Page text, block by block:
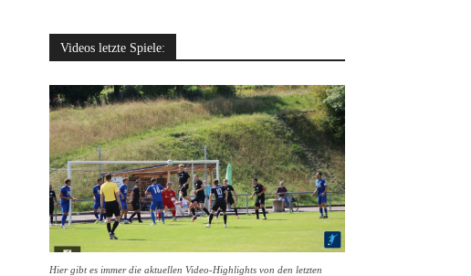
Videos letzte Spiele:
Hier gibt es immer die aktuellen Video-Highlights von den letzten